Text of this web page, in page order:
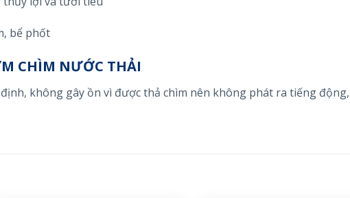
bể phốt
CHÌM NƯỚC THẢI
không gây ồn vì được thả chìm nên không phát ra tiếng